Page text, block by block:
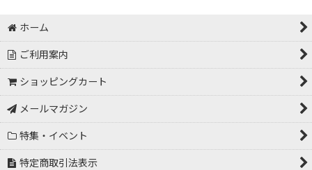
ホーム
ご利用案内
ショッピングカート
メールマガジン
特集・イベント
特定商取引法表示